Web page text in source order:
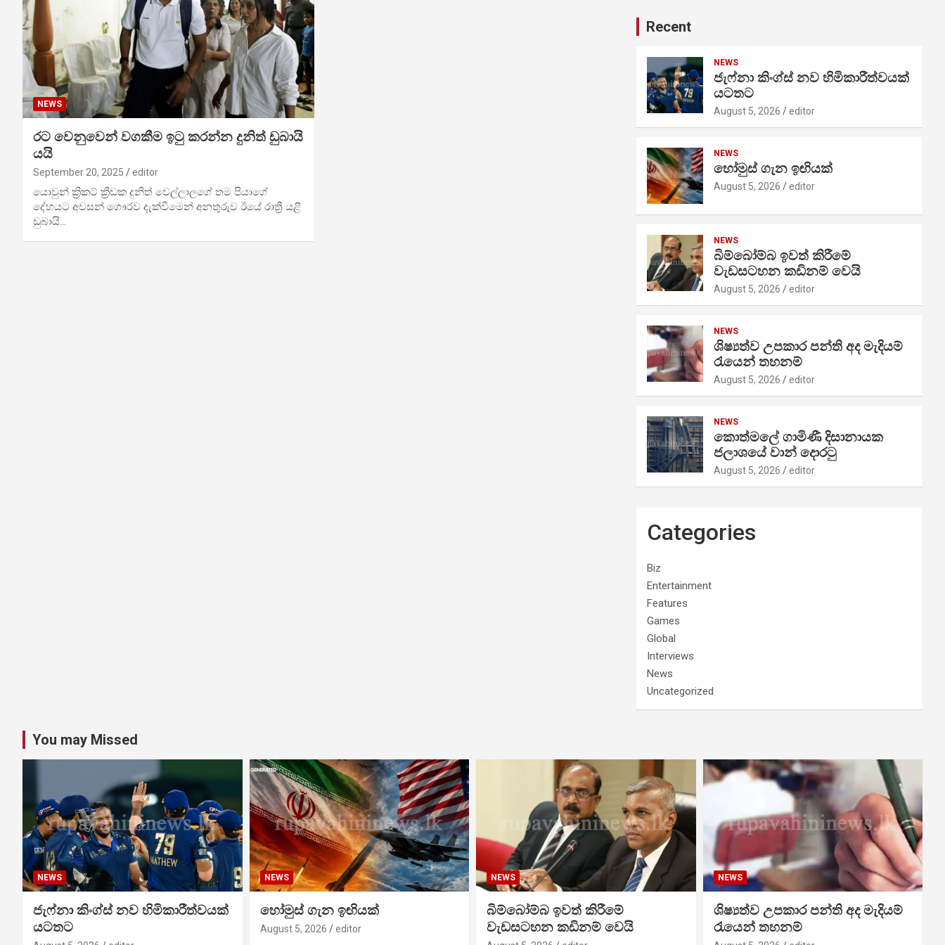
NEWS
රට වෙනුවෙන් වගකීම ඉටු කරන්න දුනිත් ඩුබායි
යයි
September 20, 2025 editor
යොවුන් ක්‍රිකට් ක්‍රීඩක දුනිත් වෙල්ලාලගේ තම පියාගේ
දේහයට අවසන් ගෞරව දැක්වීමෙන් අනතුරුව ඊයේ රාත්‍රී යළි
ඩුබායි…
Recent
NEWS
ජැෆ්නා කිංග්ස් නව හිමිකාරීත්වයක්
යටතට
August 5, 2026 editor
NEWS
හෝමුස් ගැන ඉඟියක්
August 5, 2026 editor
NEWS
බිම්බෝම්බ ඉවත් කිරීමේ
වැඩසටහන කඩිනම් වෙයි
August 5, 2026 editor
NEWS
ශිෂ්‍යත්ව උපකාර පන්ති අද මැදියම්
රැයෙන් තහනම්
August 5, 2026 editor
NEWS
කොත්මලේ ගාමිණී දිසානායක
ජලාශයේ වාන් දොරටු
August 5, 2026 editor
Categories
Biz
Entertainment
Features
Games
Global
Interviews
News
Uncategorized
You may Missed
NEWS
ජැෆ්නා කිංග්ස් නව හිමිකාරීත්වයක්
යටතට
NEWS
හෝමුස් ගැන ඉඟියක්
August 5, 2026 editor
NEWS
බිම්බෝම්බ ඉවත් කිරීමේ
වැඩසටහන කඩිනම් වෙයි
NEWS
ශිෂ්‍යත්ව උපකාර පන්ති අද මැදියම්
රැයෙන් තහනම්